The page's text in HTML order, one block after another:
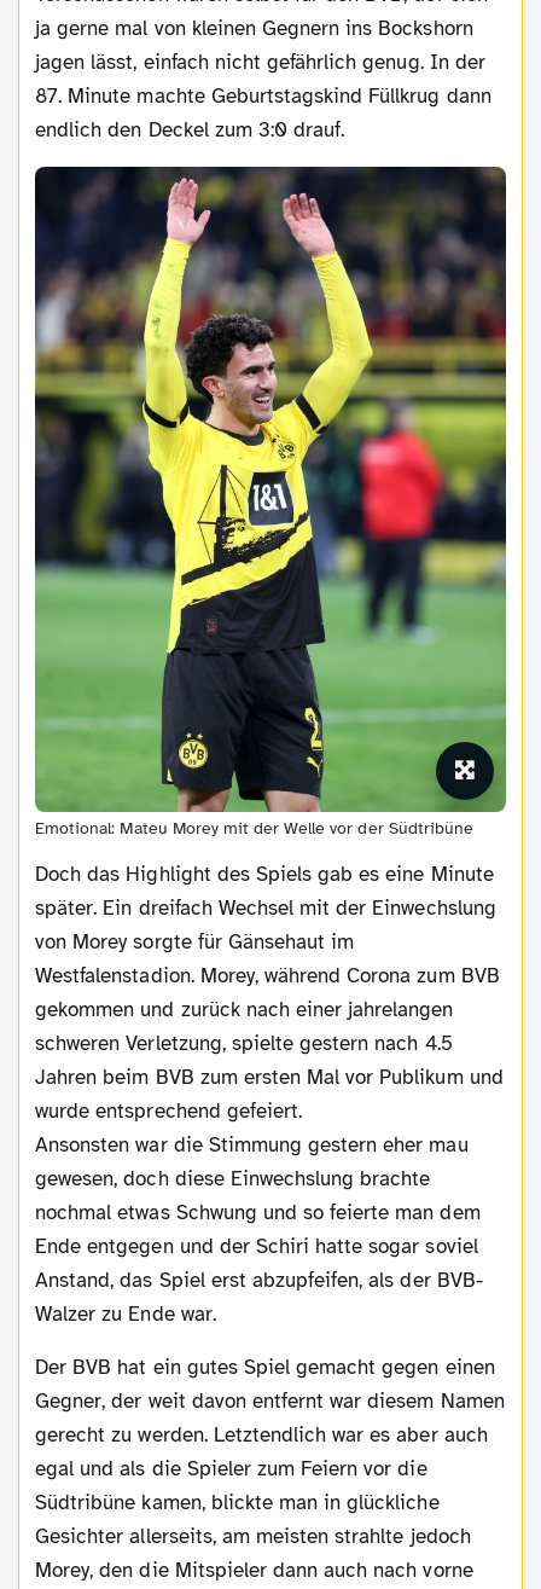
ja gerne mal von kleinen Gegnern ins Bockshorn
jagen lässt, einfach nicht gefährlich genug. In der
87. Minute machte Geburtstagskind Füllkrug dann
endlich den Deckel zum 3:0 drauf.
Emotional: Mateu Morey mit der Welle vor der Südtribüne
Doch das Highlight des Spiels gab es eine Minute
später. Ein dreifach Wechsel mit der Einwechslung
von Morey sorgte für Gänsehaut im
Westfalenstadion. Morey, während Corona zum BVB
gekommen und zurück nach einer jahrelangen
schweren Verletzung, spielte gestern nach 4.5
Jahren beim BVB zum ersten Mal vor Publikum und
wurde entsprechend gefeiert.
Ansonsten war die Stimmung gestern eher mau
gewesen, doch diese Einwechslung brachte
nochmal etwas Schwung und so feierte man dem
Ende entgegen und der Schiri hatte sogar soviel
Anstand, das Spiel erst abzupfeifen, als der BVB-
Walzer zu Ende war.
Der BVB hat ein gutes Spiel gemacht gegen einen
Gegner, der weit davon entfernt war diesem Namen
gerecht zu werden. Letztendlich war es aber auch
egal und als die Spieler zum Feiern vor die
Südtribüne kamen, blickte man in glückliche
Gesichter allerseits, am meisten strahlte jedoch
Morey, den die Mitspieler dann auch nach vorne